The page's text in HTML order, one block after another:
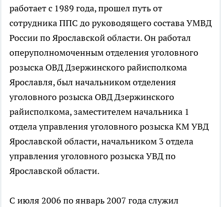
работает с 1989 года, прошел путь от
сотрудника ППС до руководящего состава УМВД
России по Ярославской области. Он работал
оперуполномоченным отделения уголовного
розыска ОВД Дзержинского райисполкома
Ярославля, был начальником отделения
уголовного розыска ОВД Дзержинского
райисполкома, заместителем начальника 1
отдела управления уголовного розыска КМ УВД
Ярославской области, начальником 3 отдела
управления уголовного розыска УВД по
Ярославской области.
С июля 2006 по январь 2007 года служил